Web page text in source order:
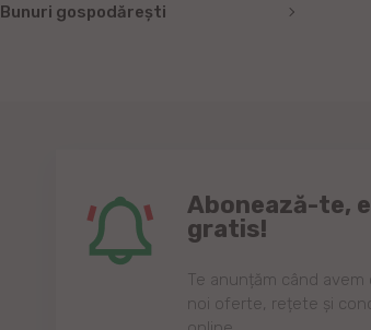
Bunuri gospodărești
Abonează-te, e
gratis!
Te anunțăm când avem
noi oferte, rețete și